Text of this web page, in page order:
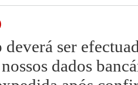
ser
dados